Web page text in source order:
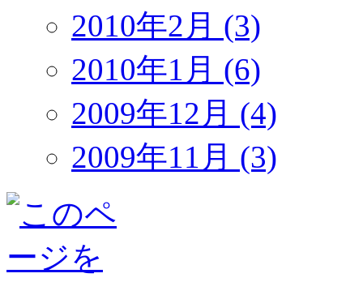
2010年2月 (3)
2010年1月 (6)
2009年12月 (4)
2009年11月 (3)